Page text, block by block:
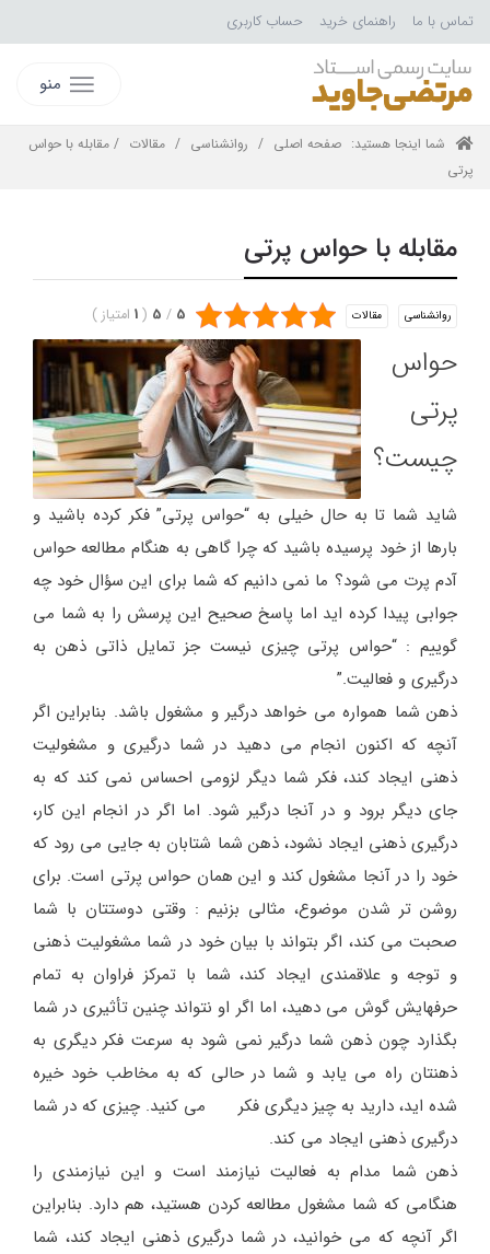
تماس با ما راهنمای خرید حساب کاربری
منو
شما اینجا هستید: صفحه اصلی / روانشناسی / مقالات / مقابله با حواس
پرتی
مقابله با حواس پرتی
روانشناسی مقالات 5
/
5
(
1 امتیاز)
حواس
پرتی
چیست؟
شاید شما تا به حال خیلی به “حواس پرتی” فکر کرده باشید و
بارها از خود پرسیده باشید که چرا گاهی به هنگام مطالعه حواس
آدم پرت می شود؟ ما نمی دانیم که شما برای این سؤال خود چه
جوابی پیدا کرده اید اما پاسخ صحیح این پرسش را به شما می
گوییم : “حواس پرتی چیزی نیست جز تمایل ذاتی ذهن به
درگیری و فعالیت.”
ذهن شما همواره می خواهد درگیر و مشغول باشد. بنابراین اگر
آنچه که اکنون انجام می دهید در شما درگیری و مشغولیت
ذهنی ایجاد کند، فکر شما دیگر لزومی احساس نمی کند که به
جای دیگر برود و در آنجا درگیر شود. اما اگر در انجام این کار،
درگیری ذهنی ایجاد نشود، ذهن شما شتابان به جایی می رود که
خود را در آنجا مشغول کند و این همان حواس پرتی است. برای
روشن تر شدن موضوع، مثالی بزنیم : وقتی دوستتان با شما
صحبت می کند، اگر بتواند با بیان خود در شما مشغولیت ذهنی
و توجه و علاقمندی ایجاد کند، شما با تمرکز فراوان به تمام
حرفهایش گوش می دهید، اما اگر او نتواند چنین تأثیری در شما
بگذارد چون ذهن شما درگیر نمی شود به سرعت فکر دیگری به
ذهنتان راه می یابد و شما در حالی که به مخاطب خود خیره
شده اید، دارید به چیز دیگری فکر می کنید. چیزی که در شما
درگیری ذهنی ایجاد می کند.
ذهن شما مدام به فعالیت نیازمند است و این نیازمندی را
هنگامی که شما مشغول مطالعه کردن هستید، هم دارد. بنابراین
اگر آنچه که می خوانید، در شما درگیری ذهنی ایجاد کند، شما